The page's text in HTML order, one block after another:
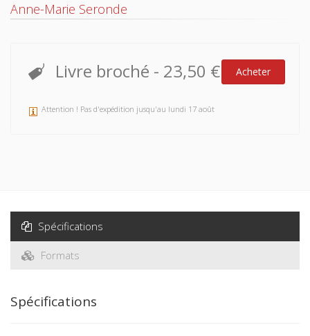
Anne-Marie Seronde
Livre broché - 23,50 € Acheter
Attention ! Pas d'expédition jusqu'au lundi 17 août
Spécifications
Formats
Spécifications